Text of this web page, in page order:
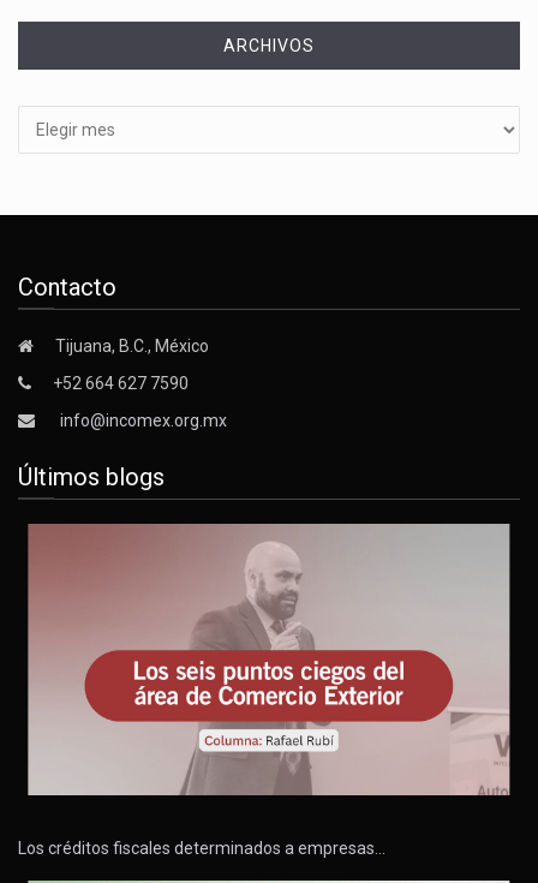
ARCHIVOS
Contacto
Tijuana, B.C., México
+52 664 627 7590
info@incomex.org.mx
Últimos blogs
Los créditos fiscales determinados a empresas…